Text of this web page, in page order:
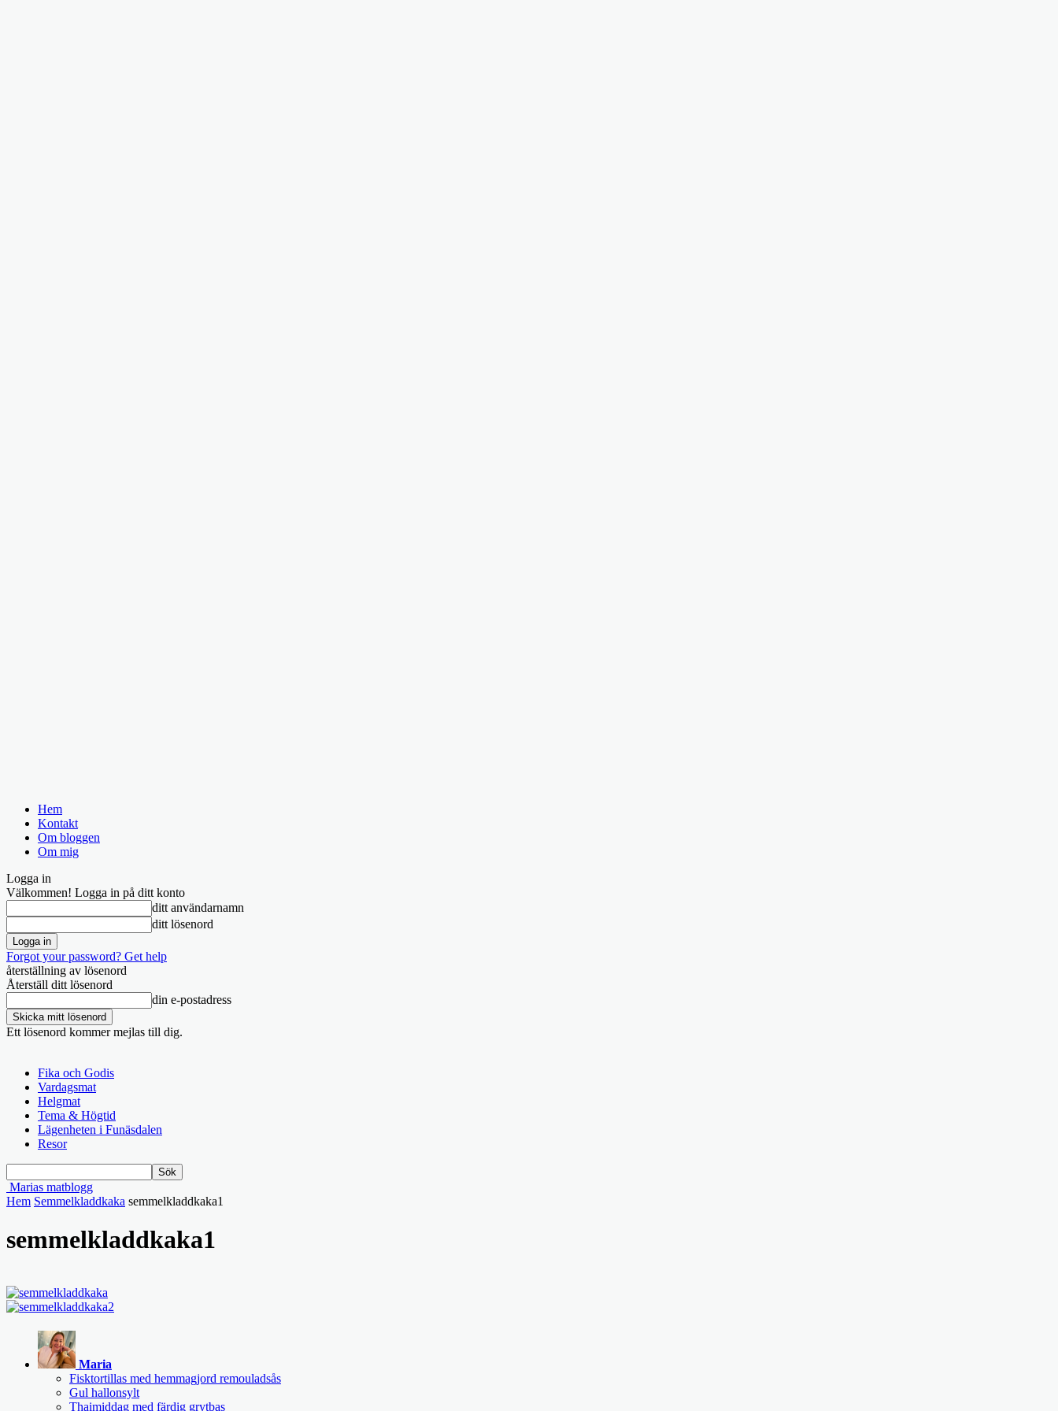
Hem
Kontakt
Om bloggen
Om mig
Logga in
Välkommen! Logga in på ditt konto
ditt användarnamn
ditt lösenord
Forgot your password? Get help
återställning av lösenord
Återställ ditt lösenord
din e-postadress
Ett lösenord kommer mejlas till dig.
Fika och Godis
Vardagsmat
Helgmat
Tema & Högtid
Lägenheten i Funäsdalen
Resor
Marias matblogg
Hem Semmelkladdkaka semmelkladdkaka1
semmelkladdkaka1
Maria
Fisktortillas med hemmagjord remouladsås
Gul hallonsylt
Thaimiddag med färdig grytbas